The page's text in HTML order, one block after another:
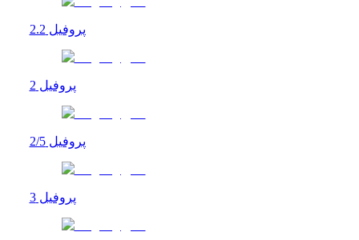
پروفیل 2.2
پروفیل 2
پروفیل 2/5
پروفیل 3